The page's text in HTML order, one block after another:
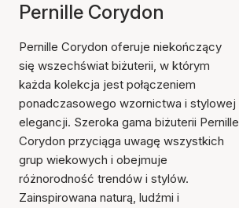
Pernille Corydon
Pernille Corydon oferuje niekończący
się wszechświat biżuterii, w którym
każda kolekcja jest połączeniem
ponadczasowego wzornictwa i stylowej
elegancji. Szeroka gama biżuterii Pernille
Corydon przyciąga uwagę wszystkich
grup wiekowych i obejmuje
różnorodność trendów i stylów.
Zainspirowana naturą, ludźmi i